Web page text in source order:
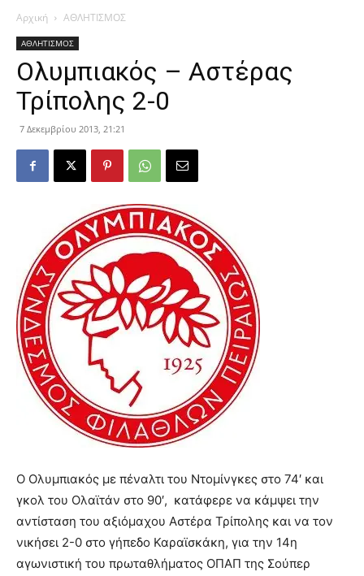
Αρχική ΑΘΛΗΤΙΣΜΟΣ
ΑΘΛΗΤΙΣΜΟΣ
Ολυμπιακός – Αστέρας
Τρίπολης 2-0
7 Δεκεμβρίου 2013, 21:21
Ο Ολυμπιακός με πέναλτι του Ντομίνγκες στο 74′ και
γκολ του Ολαϊτάν στο 90′, κατάφερε να κάμψει την
αντίσταση του αξιόμαχου Αστέρα Τρίπολης και να τον
νικήσει 2-0 στο γήπεδο Καραϊσκάκη, για την 14η
αγωνιστική του πρωταθλήματος ΟΠΑΠ της Σούπερ